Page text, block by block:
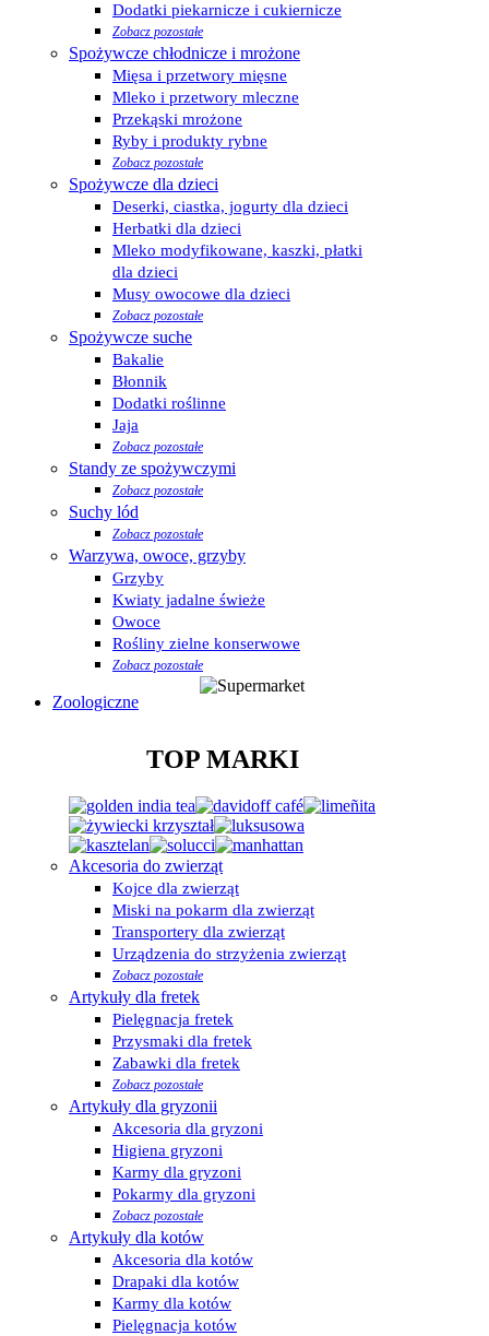
Dodatki piekarnicze i cukiernicze
Zobacz pozostałe
Spożywcze chłodnicze i mrożone
Mięsa i przetwory mięsne
Mleko i przetwory mleczne
Przekąski mrożone
Ryby i produkty rybne
Zobacz pozostałe
Spożywcze dla dzieci
Deserki, ciastka, jogurty dla dzieci
Herbatki dla dzieci
Mleko modyfikowane, kaszki, płatki
dla dzieci
Musy owocowe dla dzieci
Zobacz pozostałe
Spożywcze suche
Bakalie
Błonnik
Dodatki roślinne
Jaja
Zobacz pozostałe
Standy ze spożywczymi
Zobacz pozostałe
Suchy lód
Zobacz pozostałe
Warzywa, owoce, grzyby
Grzyby
Kwiaty jadalne świeże
Owoce
Rośliny zielne konserwowe
Zobacz pozostałe
Zoologiczne
TOP MARKI
Akcesoria do zwierząt
Kojce dla zwierząt
Miski na pokarm dla zwierząt
Transportery dla zwierząt
Urządzenia do strzyżenia zwierząt
Zobacz pozostałe
Artykuły dla fretek
Pielęgnacja fretek
Przysmaki dla fretek
Zabawki dla fretek
Zobacz pozostałe
Artykuły dla gryzonii
Akcesoria dla gryzoni
Higiena gryzoni
Karmy dla gryzoni
Pokarmy dla gryzoni
Zobacz pozostałe
Artykuły dla kotów
Akcesoria dla kotów
Drapaki dla kotów
Karmy dla kotów
Pielęgnacja kotów